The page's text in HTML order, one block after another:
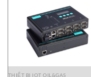
THIẾT BỊ IOT OIL&GAS